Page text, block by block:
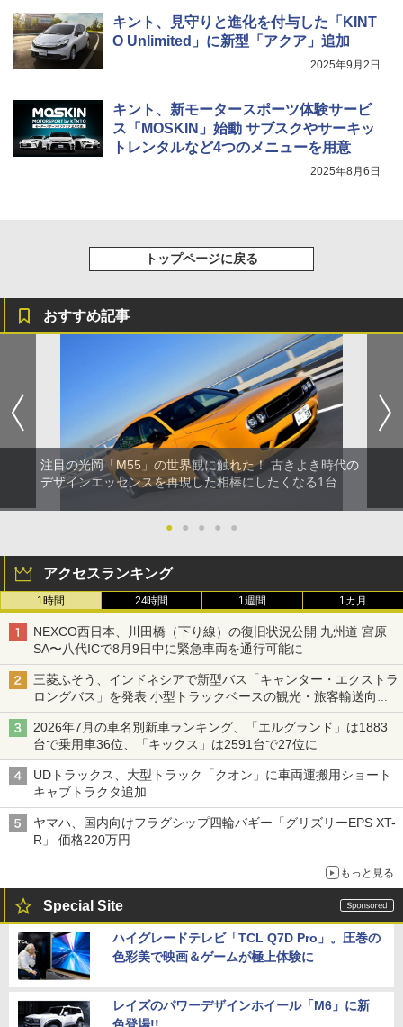
キント、見守りと進化を付与した「KINT
O Unlimited」に新型「アクア」追加
2025年9月2日
キント、新モータースポーツ体験サービ
ス「MOSKIN」始動 サブスクやサーキッ
トレンタルなど4つのメニューを用意
2025年8月6日
トップページに戻る
おすすめ記事
注目の光岡「M55」の世界観に触れた！ 古きよき時代の
デザインエッセンスを再現した相棒にしたくなる1台
● ● ● ● ●
アクセスランキング
1時間 24時間 1週間 1カ月
NEXCO西日本、川田橋（下り線）の復旧状況公開 九州道 宮原
SA〜八代ICで8月9日中に緊急車両を通行可能に
三菱ふそう、インドネシアで新型バス「キャンター・エクストラ
ロングバス」を発表 小型トラックベースの観光・旅客輸送向け
バス
2026年7月の車名別新車ランキング、「エルグランド」は1883
台で乗用車36位、「キックス」は2591台で27位に
UDトラックス、大型トラック「クオン」に車両運搬用ショート
キャブトラクタ追加
ヤマハ、国内向けフラグシップ四輪バギー「グリズリーEPS XT-
R」 価格220万円
もっと見る
Special Site
ハイグレードテレビ「TCL Q7D Pro」。圧巻の
色彩美で映画＆ゲームが極上体験に
レイズのパワーデザインホイール「M6」に新